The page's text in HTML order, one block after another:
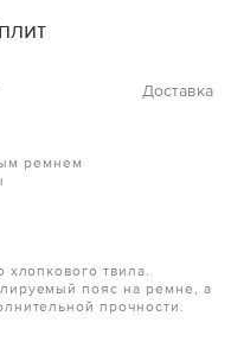
Доставка
ремнем
хлопкового твила.
пояс на ремне, а
прочности.